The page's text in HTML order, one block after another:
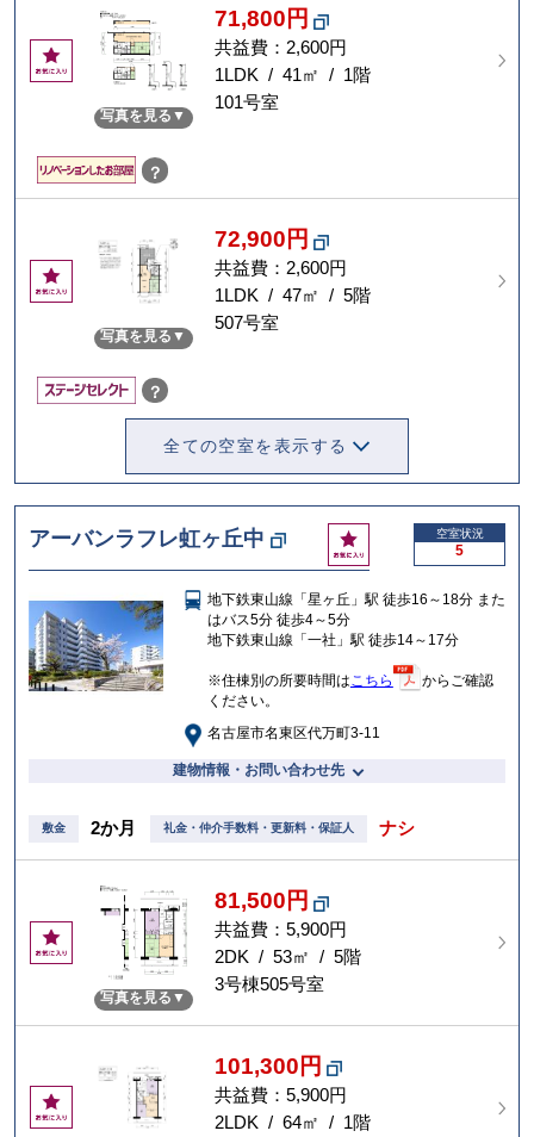
お
気
写真を見る
71,800円
共益費：2,600円
1LDK / 41㎡ / 1階
101号室
？
お
気
写真を見る
72,900円
共益費：2,600円
1LDK / 47㎡ / 5階
507号室
？
全ての空室を表示する
アーバンラフレ虹ヶ丘中
お
気
入
り
空室状況
5
地下鉄東山線「星ヶ丘」駅 徒歩16～18分 また
はバス5分 徒歩4～5分
地下鉄東山線「一社」駅 徒歩14～17分
※住棟別の所要時間はこちら
からご確認
ください。
名古屋市名東区代万町3-11
建物情報・お問い合わせ先
敷金 2か月 礼金・仲介手数料・更新料・保証人 ナシ
お
気
り
写真を見る
81,500円
共益費：5,900円
2DK / 53㎡ / 5階
3号棟505号室
お
気
101,300円
共益費：5,900円
2LDK / 64㎡ / 1階